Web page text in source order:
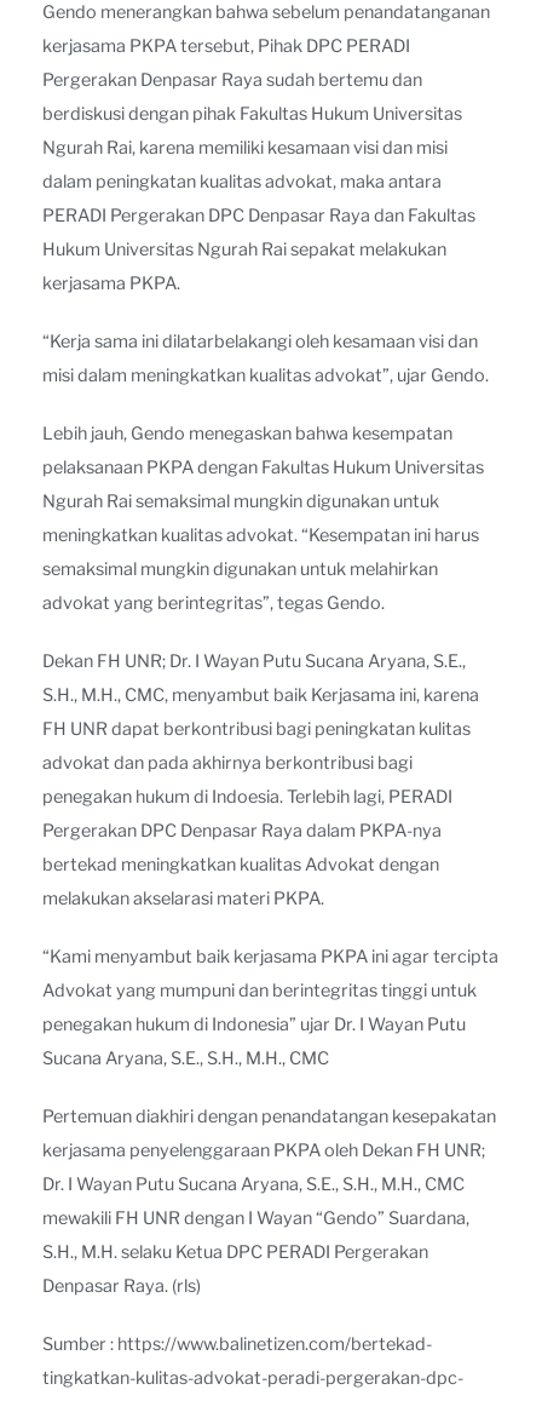
Gendo menerangkan bahwa sebelum penandatanganan
kerjasama PKPA tersebut, Pihak DPC PERADI
Pergerakan Denpasar Raya sudah bertemu dan
berdiskusi dengan pihak Fakultas Hukum Universitas
Ngurah Rai, karena memiliki kesamaan visi dan misi
dalam peningkatan kualitas advokat, maka antara
PERADI Pergerakan DPC Denpasar Raya dan Fakultas
Hukum Universitas Ngurah Rai sepakat melakukan
kerjasama PKPA.
“Kerja sama ini dilatarbelakangi oleh kesamaan visi dan
misi dalam meningkatkan kualitas advokat”, ujar Gendo.
Lebih jauh, Gendo menegaskan bahwa kesempatan
pelaksanaan PKPA dengan Fakultas Hukum Universitas
Ngurah Rai semaksimal mungkin digunakan untuk
meningkatkan kualitas advokat. “Kesempatan ini harus
semaksimal mungkin digunakan untuk melahirkan
advokat yang berintegritas”, tegas Gendo.
Dekan FH UNR; Dr. I Wayan Putu Sucana Aryana, S.E.,
S.H., M.H., CMC, menyambut baik Kerjasama ini, karena
FH UNR dapat berkontribusi bagi peningkatan kulitas
advokat dan pada akhirnya berkontribusi bagi
penegakan hukum di Indoesia. Terlebih lagi, PERADI
Pergerakan DPC Denpasar Raya dalam PKPA-nya
bertekad meningkatkan kualitas Advokat dengan
melakukan akselarasi materi PKPA.
“Kami menyambut baik kerjasama PKPA ini agar tercipta
Advokat yang mumpuni dan berintegritas tinggi untuk
penegakan hukum di Indonesia” ujar Dr. I Wayan Putu
Sucana Aryana, S.E., S.H., M.H., CMC
Pertemuan diakhiri dengan penandatangan kesepakatan
kerjasama penyelenggaraan PKPA oleh Dekan FH UNR;
Dr. I Wayan Putu Sucana Aryana, S.E., S.H., M.H., CMC
mewakili FH UNR dengan I Wayan “Gendo” Suardana,
S.H., M.H. selaku Ketua DPC PERADI Pergerakan
Denpasar Raya. (rls)
Sumber : https://www.balinetizen.com/bertekad-
tingkatkan-kulitas-advokat-peradi-pergerakan-dpc-